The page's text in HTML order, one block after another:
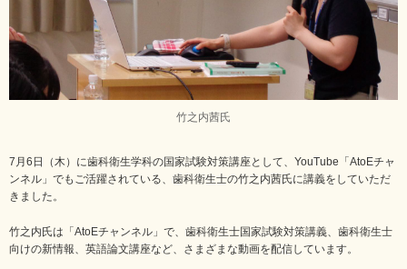
竹之内茜氏
7月6日（木）に歯科衛生学科の国家試験対策講座として、YouTube「AtoEチャ
ンネル」でもご活躍されている、歯科衛生士の竹之内茜氏に講義をしていただ
きました。
竹之内氏は「AtoEチャンネル」で、歯科衛生士国家試験対策講義、歯科衛生士
向けの新情報、英語論文講座など、さまざまな動画を配信しています。